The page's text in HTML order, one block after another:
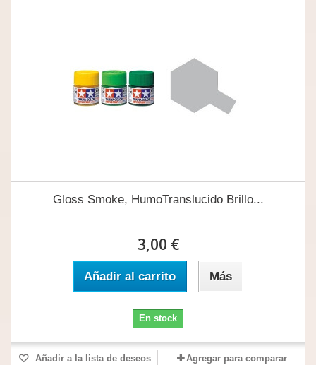
Gloss Smoke, HumoTranslucido Brillo...
3,00 €
Añadir al carrito Más
En stock
Añadir a la lista de deseos Agregar para comparar